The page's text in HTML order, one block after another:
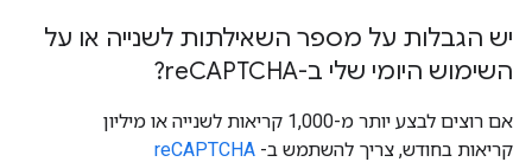
יש הגבלות על מספר השאילתות לשנייה או על
השימוש היומי שלי ב-reCAPTCHA?
אם רוצים לבצע יותר מ-1,000 קריאות לשנייה או מיליון
קריאות בחודש, צריך להשתמש ב- reCAPTCHA